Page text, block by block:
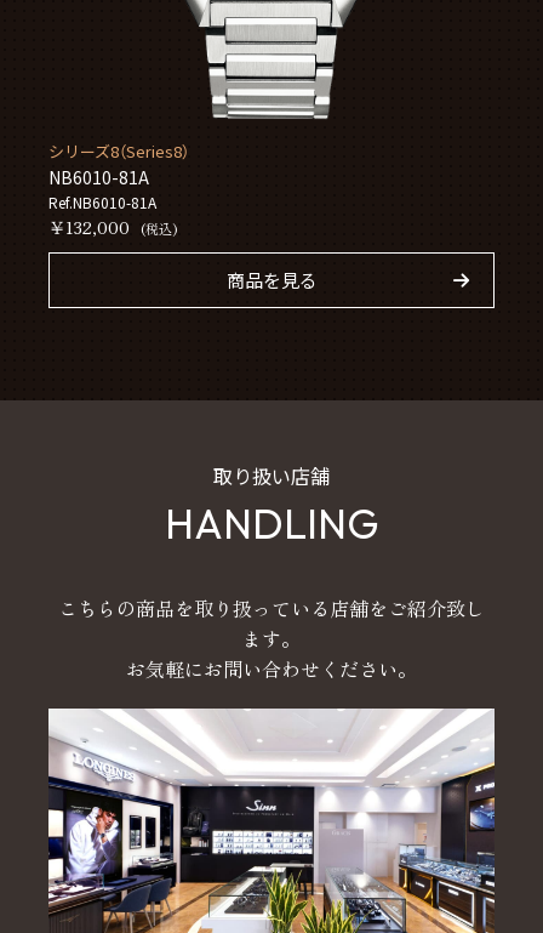
シリーズ8（Series8）
NB6010-81A
Ref.NB6010-81A
￥132,000 (税込)
商品を見る
取り扱い店舗
HANDLING
こちらの商品を取り扱っている店舗をご紹介致し
ます。
お気軽にお問い合わせください。